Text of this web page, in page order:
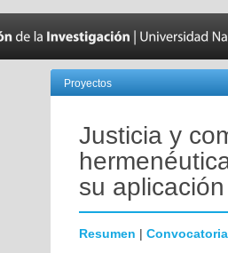
Proyectos
Justicia y
su
Resumen | Convocatoria